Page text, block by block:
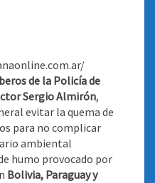
de la Policía de
Sergio Almirón,
evitar la quema de
para no complicar
ambiental
humo provocado por
Bolivia, Paraguay y